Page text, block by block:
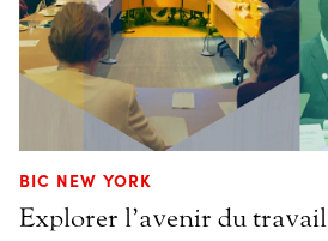
BIC NEW YORK
Explorer l’avenir du travail